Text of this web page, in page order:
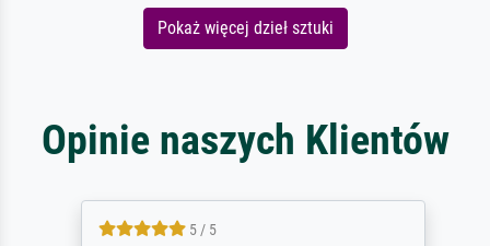
Pokaż więcej dzieł sztuki
Opinie naszych Klientów
5 / 5